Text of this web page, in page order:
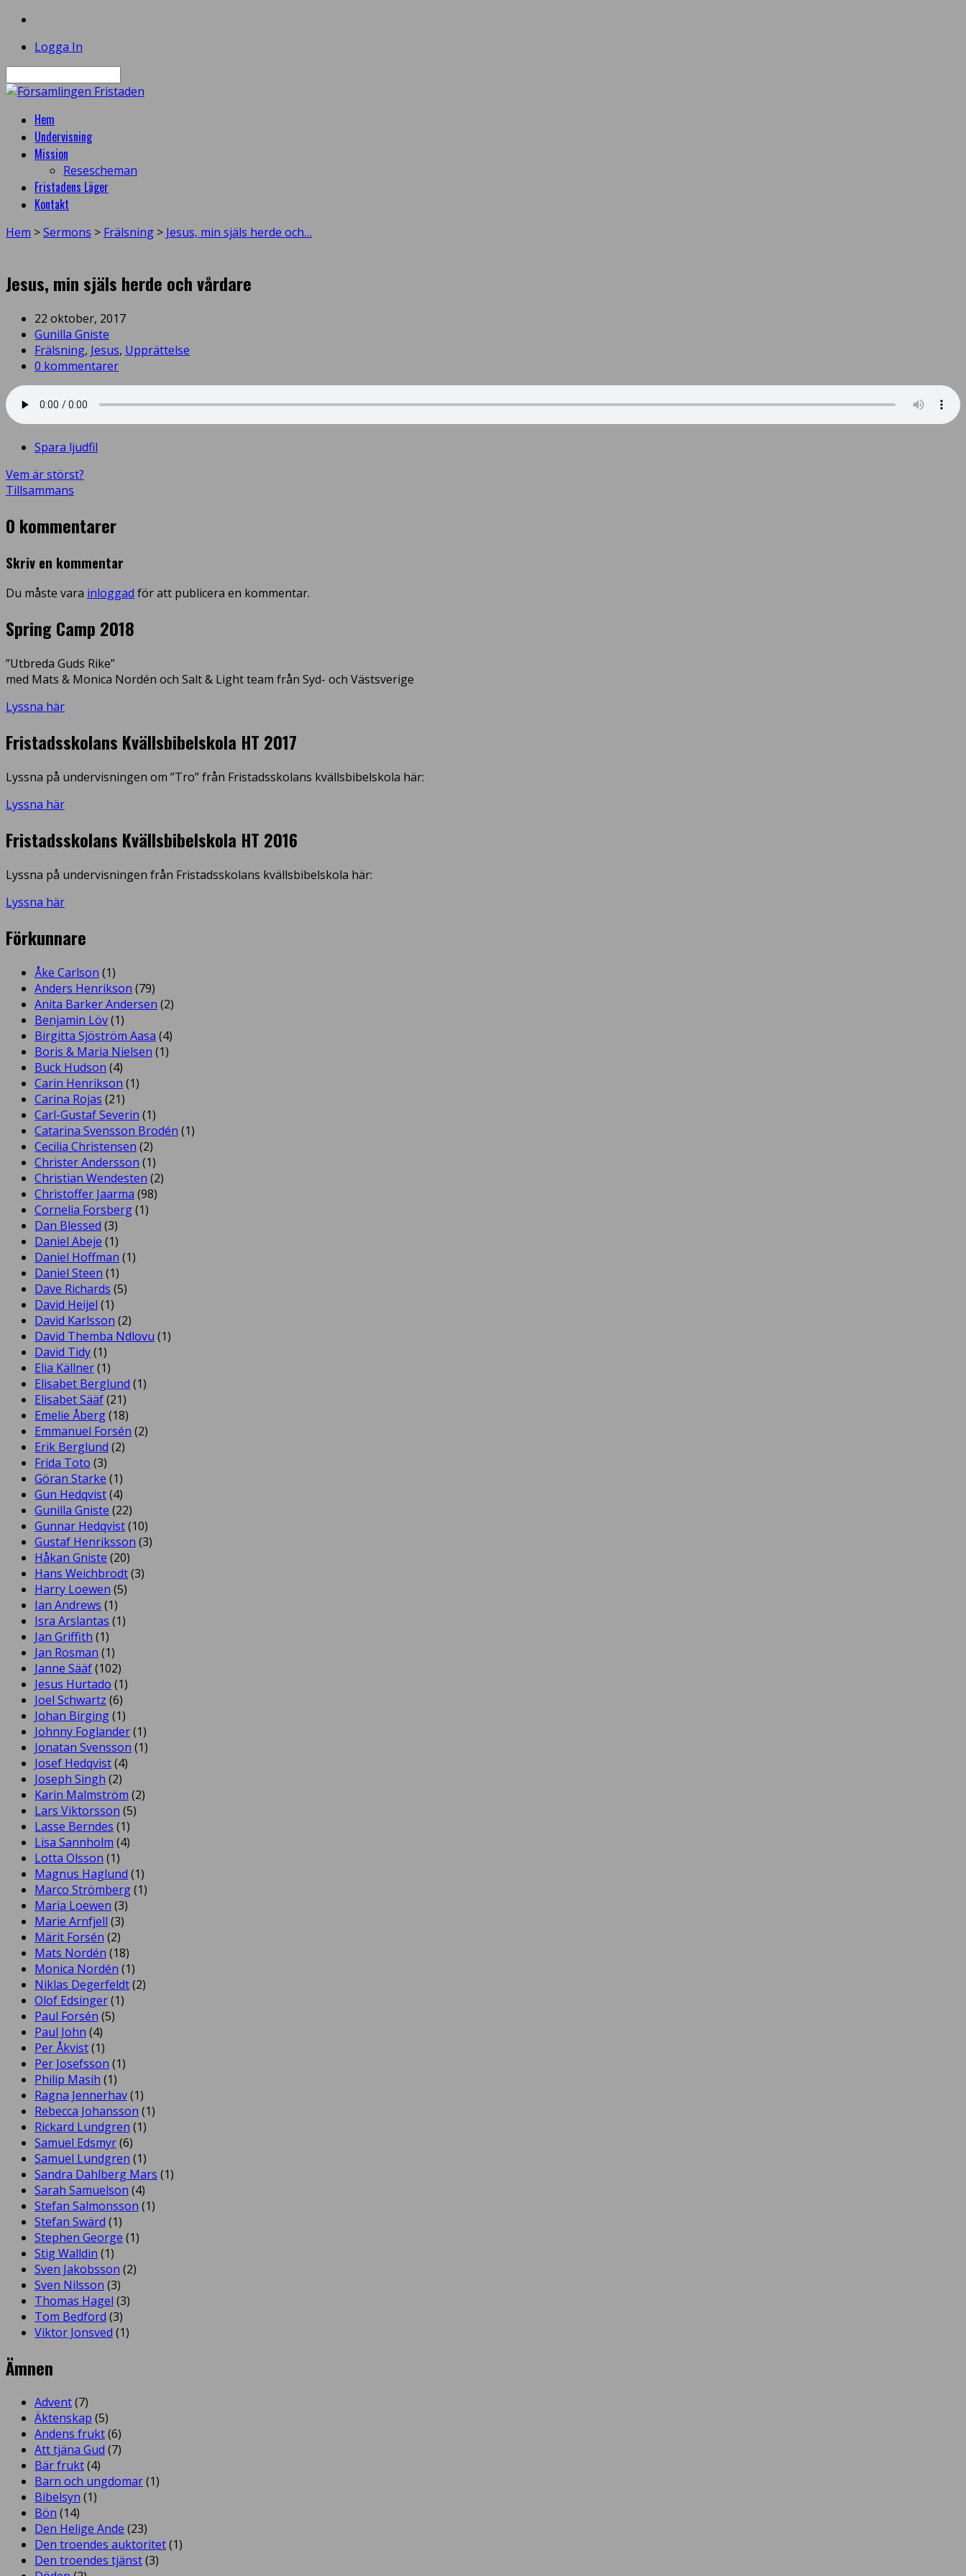
Logga In
Hem
Undervisning
Mission
Resescheman
Fristadens Läger
Kontakt
Hem >Sermons > Frälsning > Jesus, min själs herde och…
Jesus, min själs herde och vårdare
22 oktober, 2017
Gunilla Gniste
Frälsning, Jesus, Upprättelse
0 kommentarer
Spara ljudfil
Vem är störst?
Tillsammans
0 kommentarer
Skriv en kommentar
Du måste vara inloggad för att publicera en kommentar.
Spring Camp 2018
”Utbreda Guds Rike”
med Mats & Monica Nordén och Salt & Light team från Syd- och Västsverige
Lyssna här
Fristadsskolans Kvällsbibelskola HT 2017
Lyssna på undervisningen om ”Tro” från Fristadsskolans kvällsbibelskola här:
Lyssna här
Fristadsskolans Kvällsbibelskola HT 2016
Lyssna på undervisningen från Fristadsskolans kvällsbibelskola här:
Lyssna här
Förkunnare
Åke Carlson (1)
Anders Henrikson (79)
Anita Barker Andersen (2)
Benjamin Löv(1)
Birgitta Sjöström Aasa (4)
Boris & Maria Nielsen (1)
Buck Hudson (4)
Carin Henrikson (1)
Carina Rojas (21)
Carl-Gustaf Severin (1)
Catarina Svensson Brodén (1)
Cecilia Christensen (2)
Christer Andersson (1)
Christian Wendesten (2)
Christoffer Jaarma (98)
Cornelia Forsberg(1)
Dan Blessed (3)
Daniel Abeje (1)
Daniel Hoffman (1)
Daniel Steen (1)
Dave Richards (5)
David Heijel (1)
David Karlsson (2)
David Themba Ndlovu (1)
David Tidy(1)
Elia Källner(1)
Elisabet Berglund (1)
Elisabet Sääf(21)
Emelie Åberg(18)
Emmanuel Forsén (2)
Erik Berglund (2)
Frida Toto (3)
Göran Starke (1)
Gun Hedqvist(4)
Gunilla Gniste (22)
Gunnar Hedqvist(10)
Gustaf Henriksson (3)
Håkan Gniste (20)
Hans Weichbrodt(3)
Harry Loewen (5)
Ian Andrews (1)
Isra Arslantas (1)
Jan Griffith (1)
Jan Rosman (1)
Janne Sääf(102)
Jesus Hurtado (1)
Joel Schwartz (6)
Johan Birging(1)
Johnny Foglander(1)
Jonatan Svensson (1)
Josef Hedqvist(4)
Joseph Singh (2)
Karin Malmström (2)
Lars Viktorsson (5)
Lasse Berndes (1)
Lisa Sannholm (4)
Lotta Olsson (1)
Magnus Haglund (1)
Marco Strömberg(1)
Maria Loewen (3)
Marie Arnfjell (3)
Märit Forsén (2)
Mats Nordén (18)
Monica Nordén (1)
Niklas Degerfeldt(2)
Olof Edsinger(1)
Paul Forsén (5)
Paul John (4)
Per Åkvist(1)
Per Josefsson (1)
Philip Masih (1)
Ragna Jennerhav(1)
Rebecca Johansson (1)
Rickard Lundgren (1)
Samuel Edsmyr(6)
Samuel Lundgren (1)
Sandra Dahlberg Mars (1)
Sarah Samuelson (4)
Stefan Salmonsson (1)
Stefan Swärd (1)
Stephen George (1)
Stig Walldin (1)
Sven Jakobsson (2)
Sven Nilsson (3)
Thomas Hagel (3)
Tom Bedford (3)
Viktor Jonsved (1)
Ämnen
Advent(7)
Äktenskap (5)
Andens frukt(6)
Att tjäna Gud (7)
Bär frukt(4)
Barn och ungdomar(1)
Bibelsyn (1)
Bön (14)
Den Helige Ande (23)
Den troendes auktoritet(1)
Den troendes tjänst(3)